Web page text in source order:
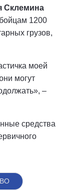
Склемина
1200
грузов,
моей
могут
–
средства